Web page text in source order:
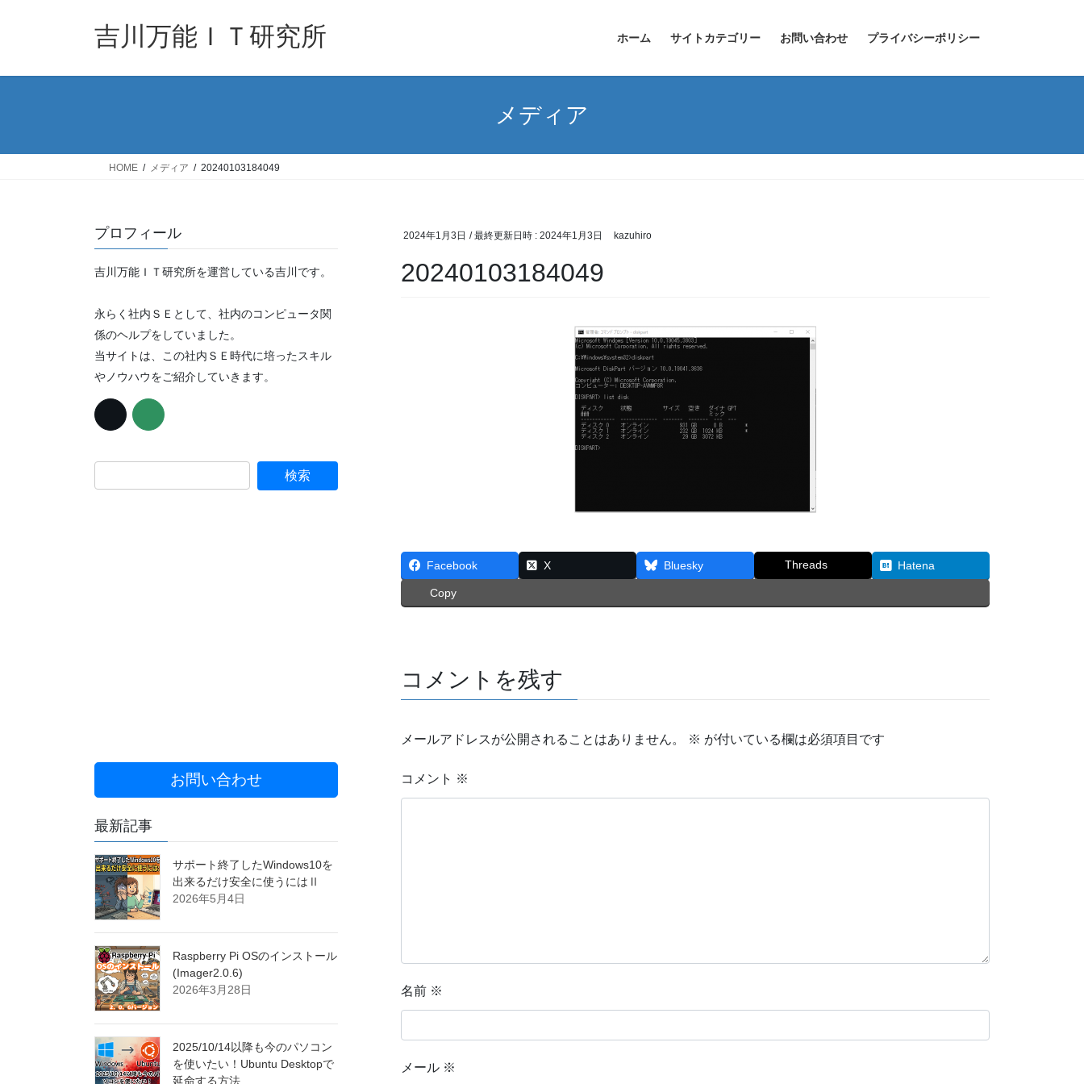
吉川万能ＩＴ研究所 ホーム サイトカテゴリー お問い合わせ プライバシーポリシー
メディア
HOME メディア 20240103184049
2024年1月3日 / 最終更新日時 : 2024年1月3日 kazuhiro
20240103184049
Facebook X Bluesky Threads Hatena
Copy
コメントを残す
メールアドレスが公開されることはありません。 ※ が付いている欄は必須項目です
コメント ※
名前 ※
メール ※
プロフィール
吉川万能ＩＴ研究所を運営している吉川です。
永らく社内ＳＥとして、社内のコンピュータ関
係のヘルプをしていました。
当サイトは、この社内ＳＥ時代に培ったスキル
やノウハウをご紹介していきます。
お問い合わせ
最新記事
サポート終了したWindows10を
出来るだけ安全に使うにはⅡ
2026年5月4日
Raspberry Pi OSのインストール
(Imager2.0.6)
2026年3月28日
2025/10/14以降も今のパソコン
を使いたい！Ubuntu Desktopで
延命する方法